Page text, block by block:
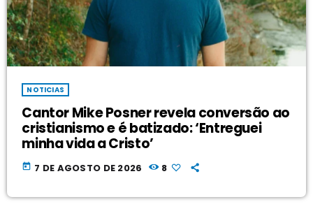
NOTICIAS
Cantor Mike Posner revela conversão ao
cristianismo e é batizado: ‘Entreguei
minha vida a Cristo’
today 7 DE AGOSTO DE 2026 8